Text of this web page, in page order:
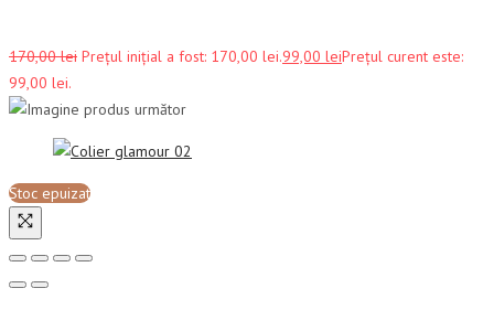
170,00lei Prețul inițial a fost: 170,00 lei.99,00 leiPrețul curent este:
99,00 lei.
Stoc epuizat